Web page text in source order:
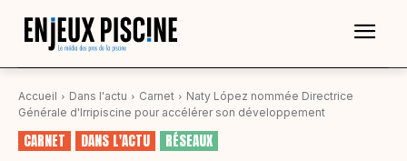
Accueil Dans l'actu Carnet
Naty López nommée Directrice
Générale d'Irripiscine pour accélérer son développement
CARNET DANS L'ACTU RÉSEAUX